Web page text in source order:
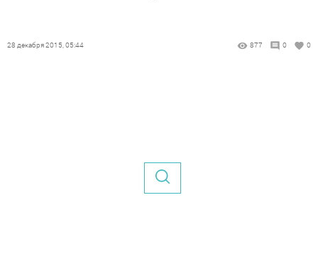
28 декабря 2015, 05:44 877 0 0